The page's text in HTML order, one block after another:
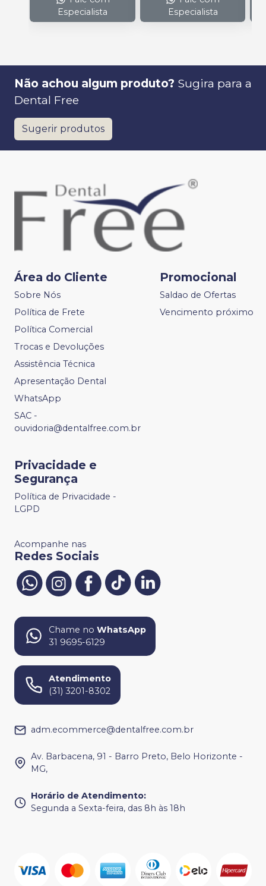
Especialista
Especialista
Não achou algum produto? Sugira para a
Dental Free
Sugerir produtos
Área do Cliente
Sobre Nós
Política de Frete
Política Comercial
Trocas e Devoluções
Assistência Técnica
Apresentação Dental
WhatsApp
SAC -
ouvidoria@dentalfree.com.br
Promocional
Saldao de Ofertas
Vencimento próximo
Privacidade e
Segurança
Política de Privacidade -
LGPD
Acompanhe nas
Redes Sociais
Chame no WhatsApp
31 9695-6129
Atendimento
(31) 3201-8302
adm.ecommerce@dentalfree.com.br
Av. Barbacena, 91 - Barro Preto, Belo Horizonte -
MG,
Horário de Atendimento:
Segunda a Sexta-feira, das 8h às 18h